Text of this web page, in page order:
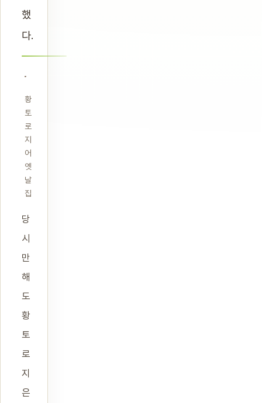
했
다.
황
토
로
지
어
옛
날
집
당
시
만
해
도
황
토
로
지
은